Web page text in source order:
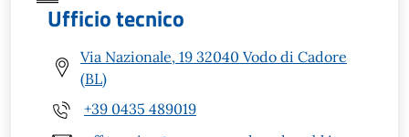
Ufficio tecnico
Via Nazionale, 19 32040 Vodo di Cadore
(BL)
+39 0435 489019